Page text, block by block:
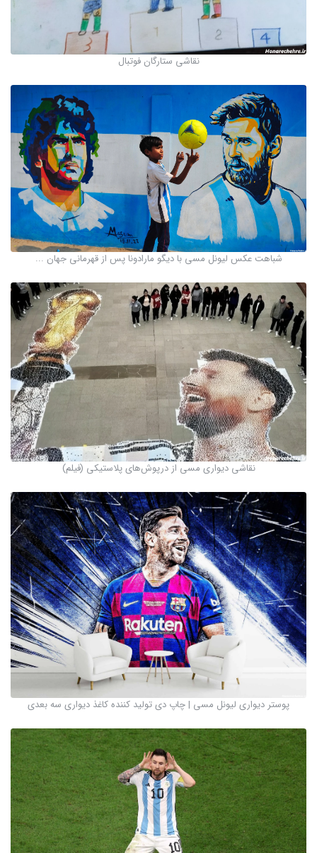
نقاشی ستارگان فوتبال
شباهت عکس لیونل مسی با دیگو مارادونا پس از قهرمانی جهان ...
نقاشی دیواری مسی از درپوش‌های پلاستیکی (فیلم)
پوستر دیواری لیونل مسی | چاپ دی تولید کننده کاغذ دیواری سه بعدی